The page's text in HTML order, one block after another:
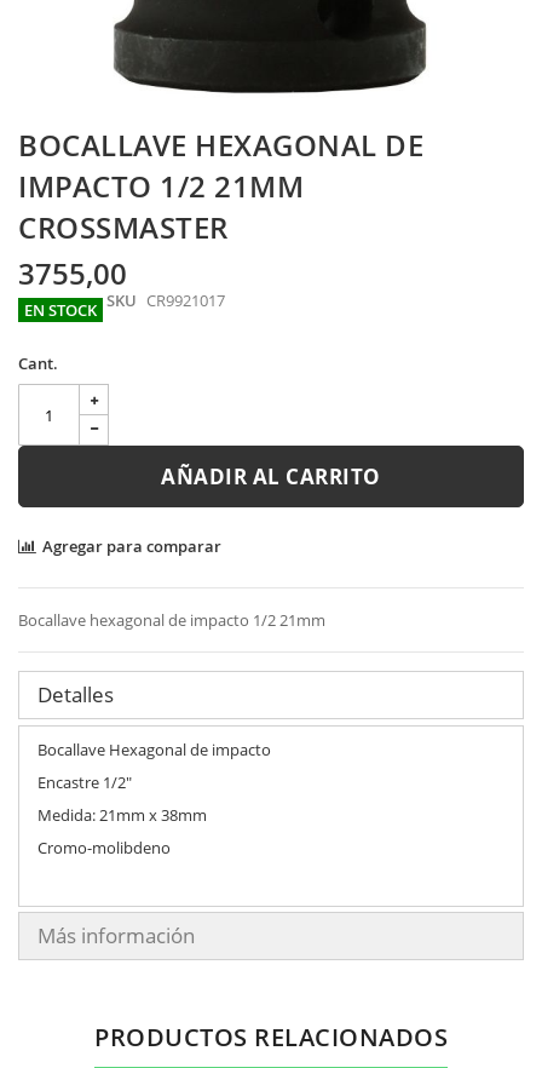
Skip
to
the
beginning
of
the
images
gallery
BOCALLAVE HEXAGONAL DE
IMPACTO 1/2 21MM
CROSSMASTER
3755,00
EN STOCK SKU CR9921017
Cant.
AÑADIR AL CARRITO
Agregar para comparar
Bocallave hexagonal de impacto 1/2 21mm
Detalles
Bocallave Hexagonal de impacto
Encastre 1/2"
Medida: 21mm x 38mm
Cromo-molibdeno
Más información
PRODUCTOS RELACIONADOS